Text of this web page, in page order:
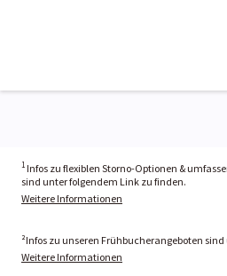
1 Infos zu flexiblen Storno-Optionen &
sind unter folgendem Link zu finden.
Weitere Informationen
²Infos zu unseren Frühbucherangeboten
Weitere Informationen